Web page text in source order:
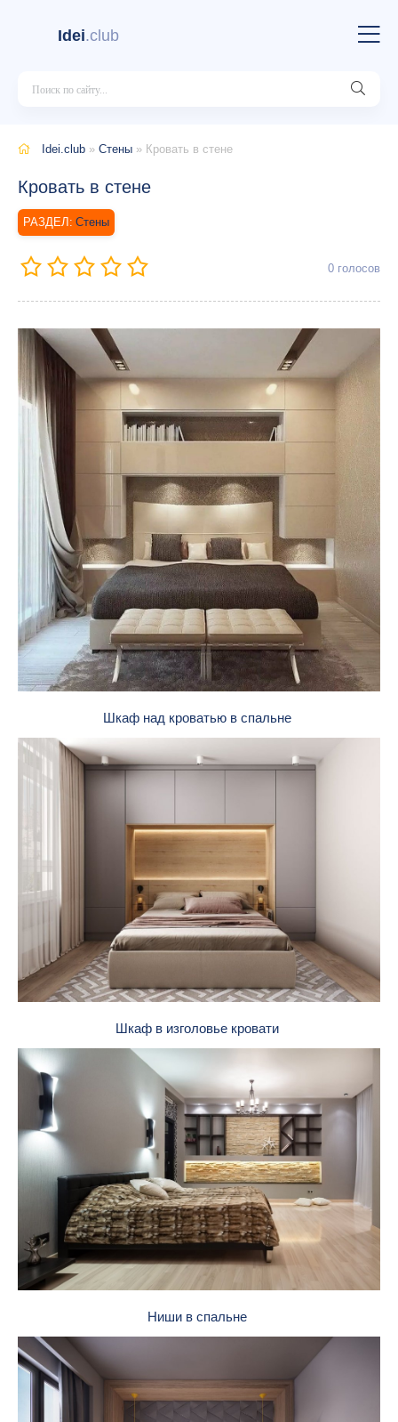
Idei.club
Idei.club » Стены » Кровать в стене
Кровать в стене
Стены
0 голосов
Шкаф над кроватью в спальне
Шкаф в изголовье кровати
Ниши в спальне